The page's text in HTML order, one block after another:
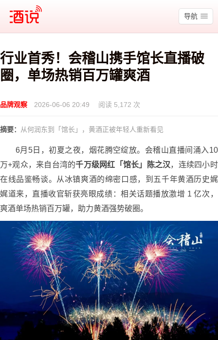
酒说
导航
行业首秀！会稽山携手馆长直播破
圈，单场热销百万罐爽酒
品牌观察 2026-06-06 20:49 阅读 5,172 次
摘要： 从何润东到「馆长」，黄酒正被年轻人重新看见
6月5日，初夏之夜，烟花腾空绽放。会稽山直播间涌入10
万+观众，来自台湾的千万级网红「馆长」陈之汉，连续四小时
在线品鉴畅谈。从冰镇爽酒的绵密口感，到五千年黄酒历史娓
娓道来，直播收官斩获亮眼成绩：相关话题播放激增 1 亿次，
爽酒单场热销百万罐，助力黄酒强势破圈。